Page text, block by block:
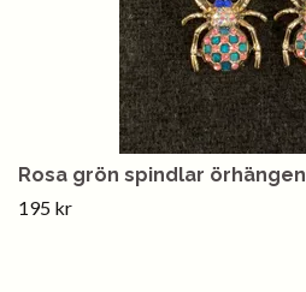
Rosa grön spindlar örhängen
195 kr